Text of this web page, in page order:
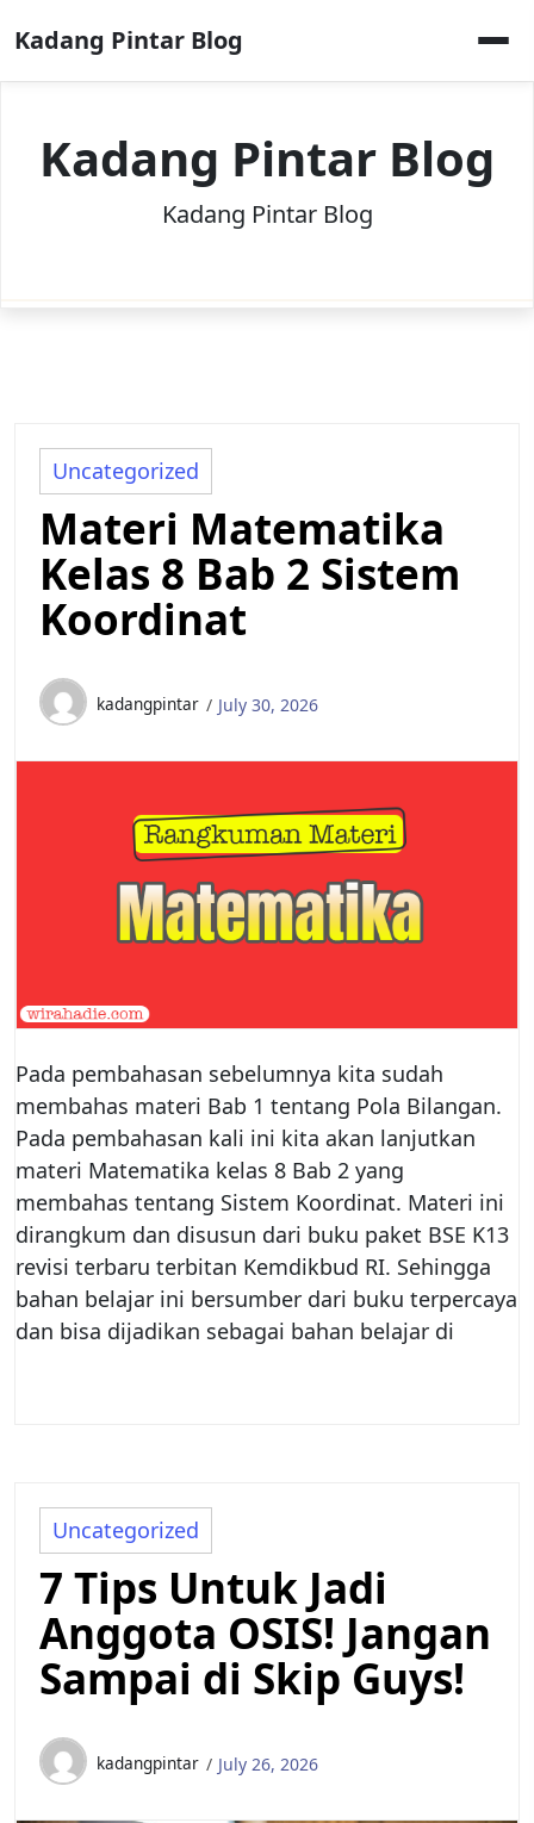
to
content
Kadang Pintar Blog
Kadang Pintar Blog
Kadang Pintar Blog
Uncategorized
Materi Matematika
Kelas 8 Bab 2 Sistem
Koordinat
kadangpintar July 30, 2026
Pada pembahasan sebelumnya kita sudah
membahas materi Bab 1 tentang Pola Bilangan.
Pada pembahasan kali ini kita akan lanjutkan
materi Matematika kelas 8 Bab 2 yang
membahas tentang Sistem Koordinat. Materi ini
dirangkum dan disusun dari buku paket BSE K13
revisi terbaru terbitan Kemdikbud RI. Sehingga
bahan belajar ini bersumber dari buku terpercaya
dan bisa dijadikan sebagai bahan belajar di
Uncategorized
7 Tips Untuk Jadi
Anggota OSIS! Jangan
Sampai di Skip Guys!
kadangpintar July 26, 2026